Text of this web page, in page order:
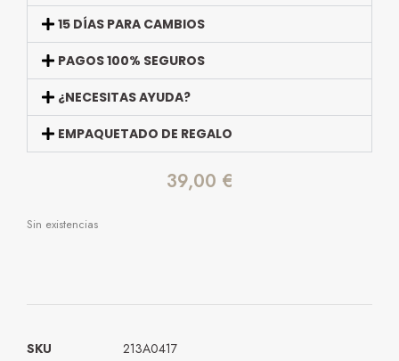
15 DÍAS PARA CAMBIOS
PAGOS 100% SEGUROS
¿NECESITAS AYUDA?
EMPAQUETADO DE REGALO
39,00 €
Sin existencias
SKU
213A0417